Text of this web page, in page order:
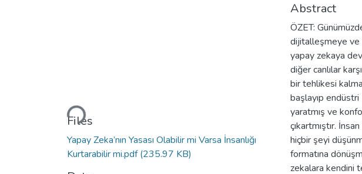
Loading...
Files
Yapay Zeka’nın Yasası Olabilir mi Varsa İnsanlığı
Kurtarabilir mi.pdf(235.97 KB)
Abstract
ÖZET:
dijitalleşmeye ve
yapay zekaya
diğer canlılar
bir tehlikesi
başlayıp
yaratmış ve
çıkartmıştır.
hiçbir şeyi
formatına
zekalara kendini